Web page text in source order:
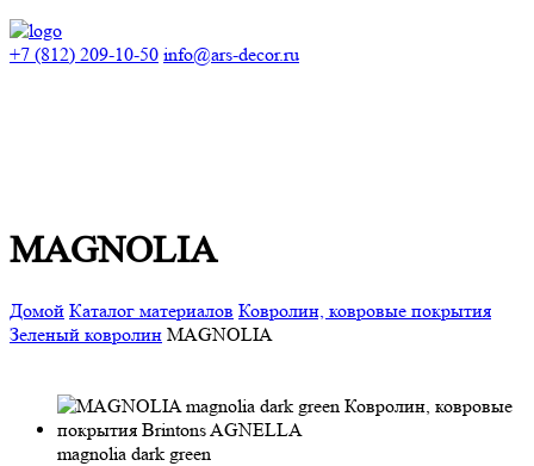
+7 (812) 209-10-50 info@ars-decor.ru
MAGNOLIA
Домой Каталог материалов Ковролин, ковровые покрытия
Зеленый ковролин MAGNOLIA
magnolia dark green